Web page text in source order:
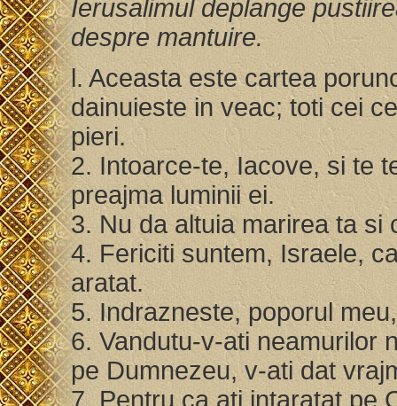
Ierusalimul deplange
despre mantuire.
l. Aceasta este cartea
dainuieste in veac; toti cei
pieri.
2. Intoarce-te, Iacove, si te
preajma luminii ei.
3. Nu da altuia marirea ta
4. Fericiti suntem, Israele,
aratat.
5. Indrazneste, poporul
6. Vandutu-v-ati neamurilor
pe Dumnezeu, v-ati dat
7. Pentru ca ati intaratat pe